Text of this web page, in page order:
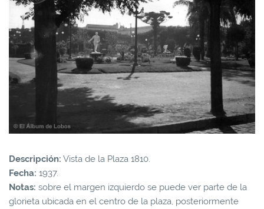
Descripción: Vista de la Plaza 1810.
Fecha: 1937.
Notas: sobre el margen izquierdo se puede ver parte de la
glorieta ubicada en el centro de la plaza, posteriormente